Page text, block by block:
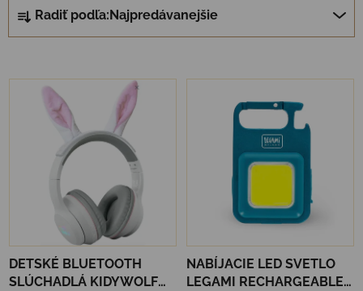
Radiť podľa:Najpredávanejšie
Výpis produktov
DETSKÉ BLUETOOTH
SLÚCHADLÁ KIDYWOLF
NABÍJACIE LED SVETLO
LEGAMI RECHARGEABLE